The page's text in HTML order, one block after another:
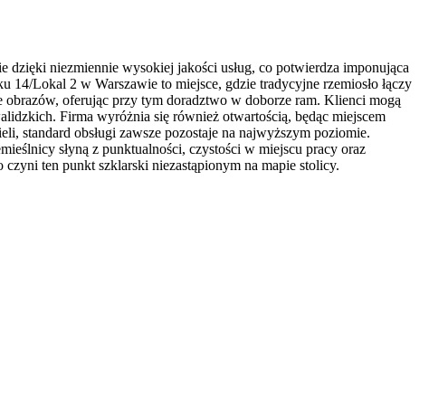
dzięki niezmiennie wysokiej jakości usług, co potwierdza imponująca
Lokal 2 w Warszawie to miejsce, gdzie tradycyjne rzemiosło łączy
obrazów, oferując przy tym doradztwo w doborze ram. Klienci mogą
Firma wyróżnia się również otwartością, będąc miejscem
standard obsługi zawsze pozostaje na najwyższym poziomie.
słyną z punktualności, czystości w miejscu pracy oraz
czyni ten punkt szklarski niezastąpionym na mapie stolicy.